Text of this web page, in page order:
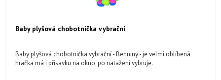
Baby plyšová chobotnička vybrační
Baby plyšová chobotnička vybrační - Benniny - je velmi oblíbená
hračka má i přísavku na okno, po natažení vybruje.